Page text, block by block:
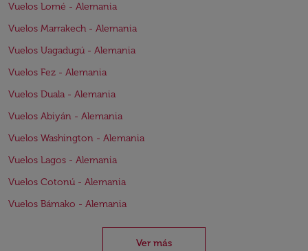
Vuelos Lomé - Alemania
Vuelos Marrakech - Alemania
Vuelos Uagadugú - Alemania
Vuelos Fez - Alemania
Vuelos Duala - Alemania
Vuelos Abiyán - Alemania
Vuelos Washington - Alemania
Vuelos Lagos - Alemania
Vuelos Cotonú - Alemania
Vuelos Bámako - Alemania
Ver más